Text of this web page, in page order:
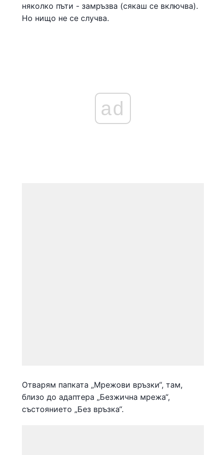
няколко пъти - замръзва (сякаш се включва).
Но нищо не се случва.
ad
Отварям папката „Мрежови връзки“, там,
близо до адаптера „Безжична мрежа“,
състоянието „Без връзка“.